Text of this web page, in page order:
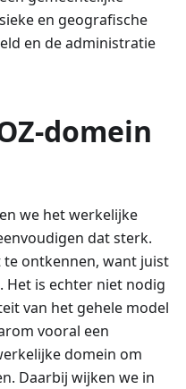
en geografische
en de administratie
domein
we het werkelijke
dat sterk.
ontkennen, want juist
Het is echter niet nodig
van het gehele model
vooral een
domein om
Daarbij wijken we in